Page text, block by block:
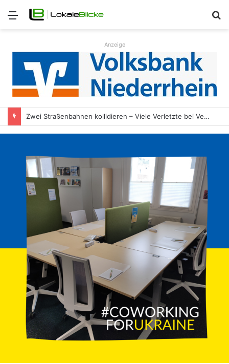
Menü
Anzeige
Zwei Straßenbahnen kollidieren – Viele Verletzte bei Verkehrsunfall